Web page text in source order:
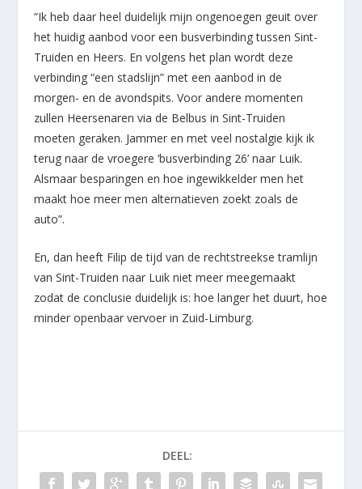
“Ik heb daar heel duidelijk mijn ongenoegen geuit over
het huidig aanbod voor een busverbinding tussen Sint-
Truiden en Heers. En volgens het plan wordt deze
verbinding “een stadslijn” met een aanbod in de
morgen- en de avondspits. Voor andere momenten
zullen Heersenaren via de Belbus in Sint-Truiden
moeten geraken. Jammer en met veel nostalgie kijk ik
terug naar de vroegere ‘busverbinding 26’ naar Luik.
Alsmaar besparingen en hoe ingewikkelder men het
maakt hoe meer men alternatieven zoekt zoals de
auto”.
En, dan heeft Filip de tijd van de rechtstreekse tramlijn
van Sint-Truiden naar Luik niet meer meegemaakt
zodat de conclusie duidelijk is: hoe langer het duurt, hoe
minder openbaar vervoer in Zuid-Limburg.
DEEL: